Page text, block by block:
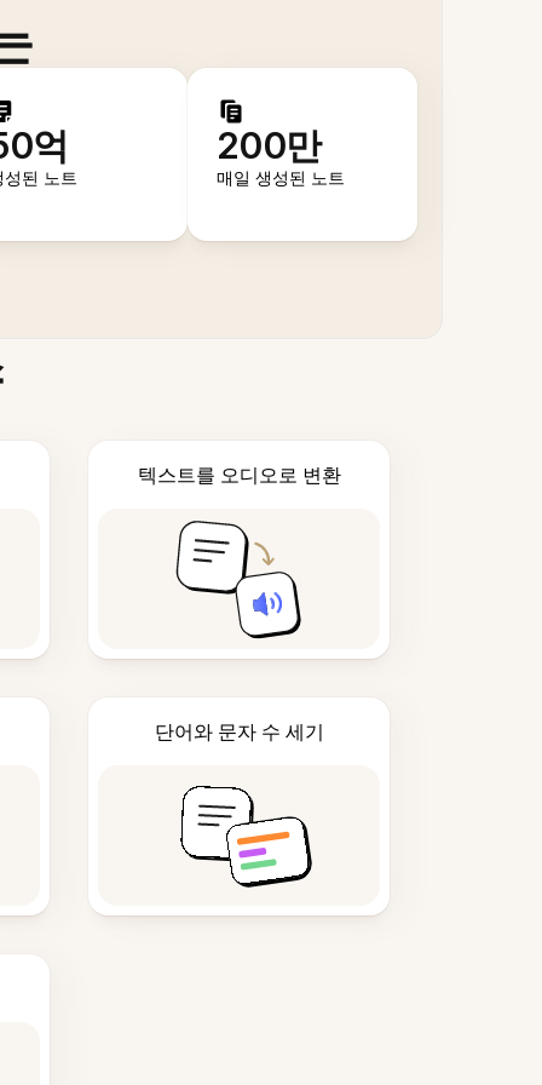
억
성된 노트
200만
매일 생성된 노트
텍스트를 오디오로 변환
단어와 문자 수 세기